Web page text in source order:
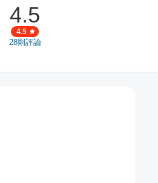
4.5
4.5
28則評論